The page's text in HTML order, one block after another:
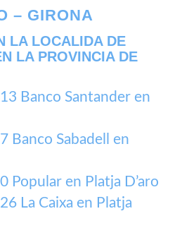
– GIRONA
LA LOCALIDA DE
LA PROVINCIA DE
Banco Santander en
Sabadell en
en Platja D’aro
La Caixa en Platja